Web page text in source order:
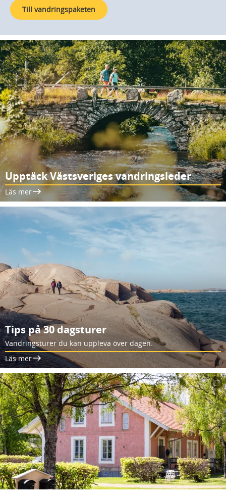
Till vandringspaketen
Upptäck Västsveriges vandringsleder
Läs mer
Tips på 30 dagsturer
Vandringsturer du kan uppleva över dagen.
Läs mer